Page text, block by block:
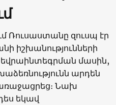
Ռուսաստանը զուսպ էր
իշխանությունների
եվրաինտեգրման մասին,
արդեն
Նախ
եկավ